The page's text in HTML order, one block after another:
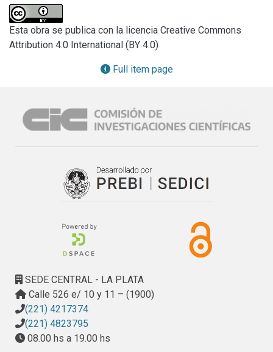
para la obtención de soluciones aplicables y realistas. Los
principales objetivos de este trabajo son, por una parte,
generar una propuesta de Plan de Gestión Ambiental (PGA)
para el periurbano de la cuenca enfocado en la variable
territorial. Por otra, plantear una zonificación ambiental
Para la realización del PGA se tomaron como guía los
requisitos solicitados por la Norma ISO 14001:2015. En
significativo, ya sea para mitigar aquellos que provocan
impactos negativos, como para reforzar aquellos que
generan impactos positivos.
contribución es orientar a los actores sociales quienes
intervienen y toman decisión sobre sus actuaciones en la
zona, buscando así un equilibrio hombre-naturaleza, de tal
sostenibilidad en términos ambientales, socioeconómicos
y culturales. Para realizar la propuesta de zonificación
ambiental para el periurbano de la CMR se utilizó
información espacialmente explícita a fin de localizar los
principales objetivos del PGA con énfasis en la variable
Esta obra se publica con la licencia Creative Commons
Attribution 4.0 International (BY 4.0)
Full item page
SEDE CENTRAL - LA PLATA
Calle 526 e/ 10 y 11 – (1900)
(221) 4217374
(221) 4823795
08.00 hs a 19.00 hs